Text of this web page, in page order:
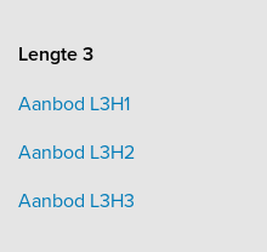
Lengte 3
Aanbod L3H1
Aanbod L3H2
Aanbod L3H3